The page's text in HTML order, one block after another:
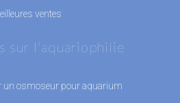
ventes
sur l'aquariophilie
un osmoseur pour aquarium